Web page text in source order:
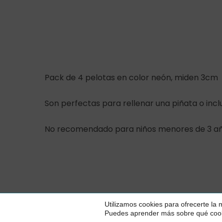
Pack de 4 pelotas en color neón, miden 3cm
Son perfectas para rellenar una piñata o
No recomendado para niños menores de 3
Utilizamos cookies para ofrecerte la
Puedes aprender más sobre qué